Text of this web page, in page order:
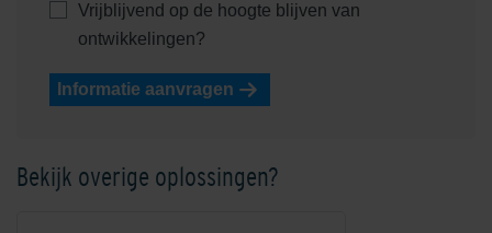
Vrijblijvend op de hoogte blijven van
ontwikkelingen?
Informatie aanvragen
Bekijk overige oplossingen?